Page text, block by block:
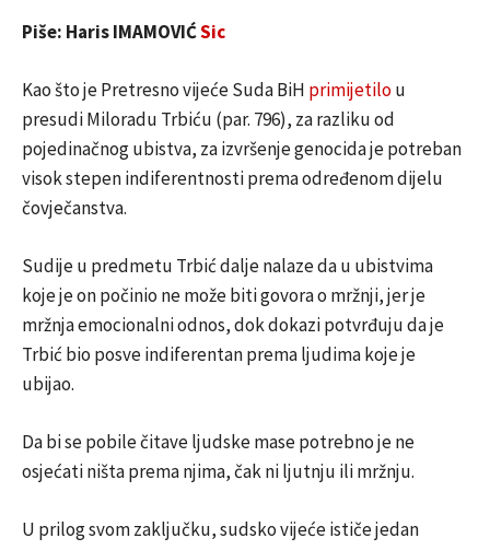
Piše: Haris IMAMOVIĆSic
Kao što je Pretresno vijeće Suda BiH primijetilou
presudi Miloradu Trbiću (par. 796), za razliku od
pojedinačnog ubistva, za izvršenje genocida je potreban
visok stepen indiferentnosti prema određenom dijelu
čovječanstva.
Sudije u predmetu Trbić dalje nalaze da u ubistvima
koje je on počinio ne može biti govora o mržnji, jer je
mržnja emocionalni odnos, dok dokazi potvrđuju da je
Trbić bio posve indiferentan prema ljudima koje je
ubijao.
Da bi se pobile čitave ljudske mase potrebno je ne
osjećati ništa prema njima, čak ni ljutnju ili mržnju.
U prilog svom zaključku, sudsko vijeće ističe jedan